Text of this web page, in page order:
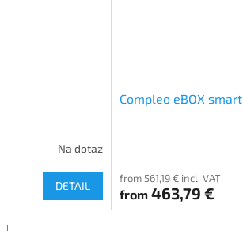
Na dotaz
DETAIL
Compleo eBOX smart
from 561,19 € incl. VAT
from463,79 €